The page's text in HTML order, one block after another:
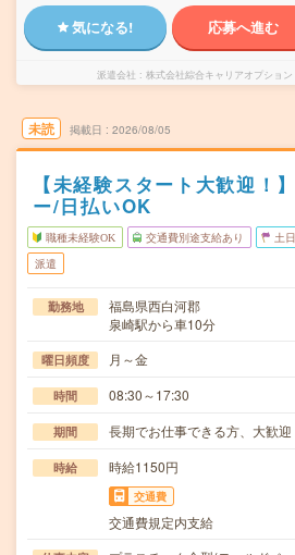
気になる! 応募へ進む
派遣会社 株式会社綜合キャリアオプショ
未読 掲載日 2026/08/05
【未経験スタート大歓迎！
ー/日払いOK
職種未経験OK 交通費別途支給あり 土
派遣
勤務地
福島県西白河郡
泉崎駅から車10分
曜日頻度 月～金
時間 08:30～17:30
期間 長期でお仕事できる方、大歓迎
時給 時給1150円
交通費
交通費規定内支給